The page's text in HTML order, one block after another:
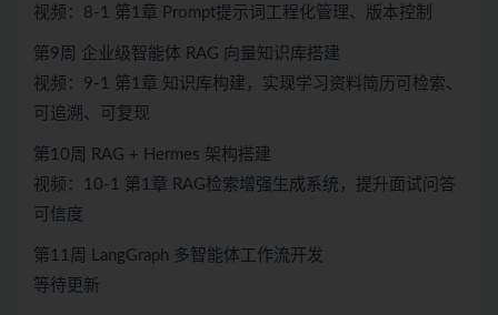
视频：8-1 第1章 Prompt提示词工程化管理、版本控制
第9周 企业级智能体 RAG 向量知识库搭建
视频：9-1 第1章 知识库构建，实现学习资料简历可检索、
可追溯、可复现
第10周 RAG + Hermes 架构搭建
视频：10-1 第1章 RAG检索增强生成系统，提升面试问答
可信度
第11周 LangGraph 多智能体工作流开发
等待更新